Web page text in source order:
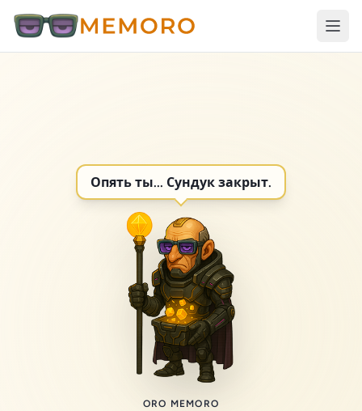
Опять ты... Сундук закрыт.
ORO MEMORO